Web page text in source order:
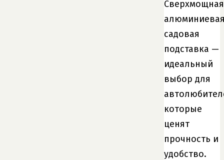
Сверхмощная
садовая
подставка —
идеальный
выбор для
которые
ценят
прочность и
удобство.